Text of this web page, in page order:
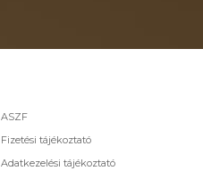
ASZF
Fizetési tájékoztató
Adatkezelési tájékoztató